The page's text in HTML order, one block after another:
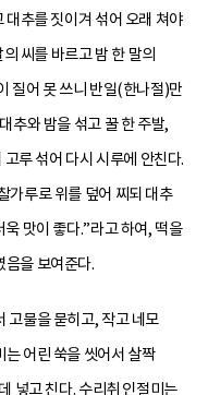
추를 짓이겨 섞어 오래 쳐야
씨를 바르고 밤 한 말의
질어 못 쓰니 반일(한나절)만
추와 밤을 섞고 꿀 한 주발,
루 섞어 다시 시루에 안친다.
가루로 위를 덮어 찌되 대추
맛이 좋다.”라고 하여, 떡을
음을 보여준다.
고물을 묻히고, 작고 네모
어린 쑥을 씻어서 살짝
넣고 친다. 수리취 인절미는